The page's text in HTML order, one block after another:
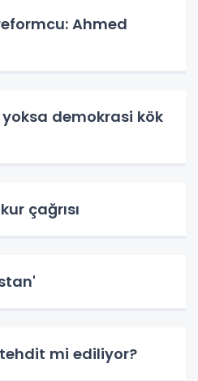
Ahmed
yoksa demokrasi kök
çağrısı
tehdit mi ediliyor?